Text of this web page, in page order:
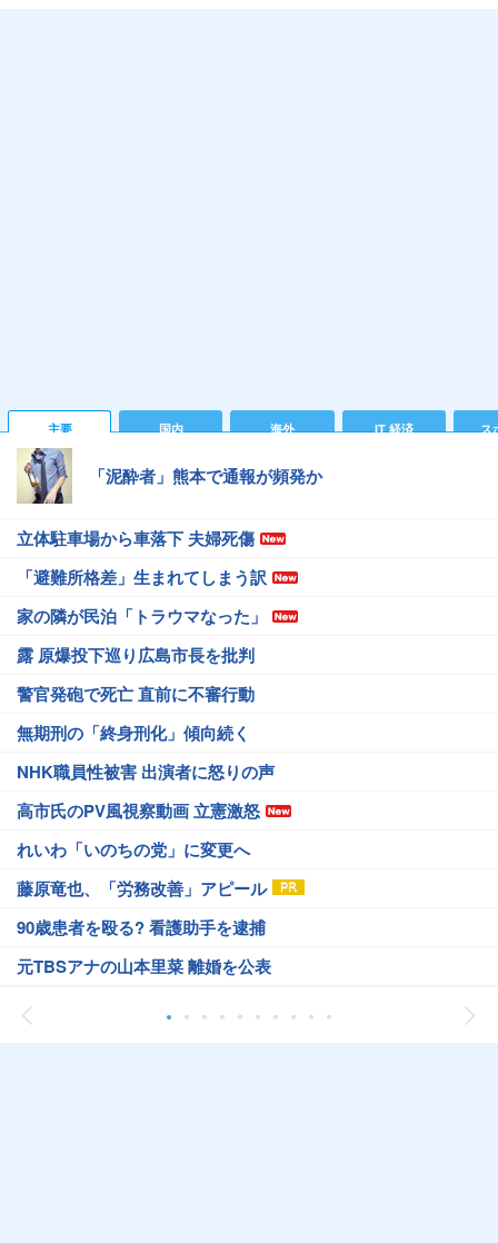
主要 国内 海外 IT 経済 ス
「泥酔者」熊本で通報が頻発か
立体駐車場から車落下 夫婦死傷
「避難所格差」生まれてしまう訳
家の隣が民泊「トラウマなった」
露 原爆投下巡り広島市長を批判
警官発砲で死亡 直前に不審行動
無期刑の「終身刑化」傾向続く
NHK職員性被害 出演者に怒りの声
高市氏のPV風視察動画 立憲激怒
れいわ「いのちの党」に変更へ
藤原竜也、「労務改善」アピール
90歳患者を殴る? 看護助手を逮捕
元TBSアナの山本里菜 離婚を公表